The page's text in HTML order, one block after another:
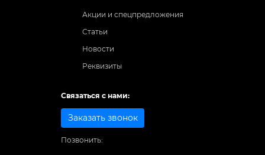
Акции и спецпредложения
Статьи
Новости
Реквизиты
Связаться с нами:
Заказать звонок
Позвонить: